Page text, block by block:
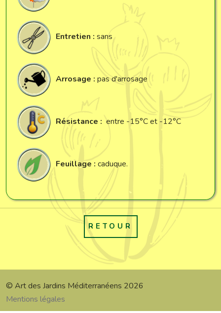
Entretien : sans
Arrosage : pas d'arrosage
Résistance : entre -15°C et -12°C
Feuillage : caduque.
RETOUR
© Art des Jardins Méditerranéens 2026
Mentions légales